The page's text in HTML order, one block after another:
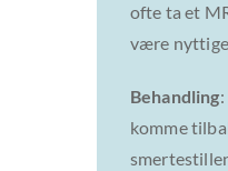
ofte ta et
være nyttige
Behandling
komme